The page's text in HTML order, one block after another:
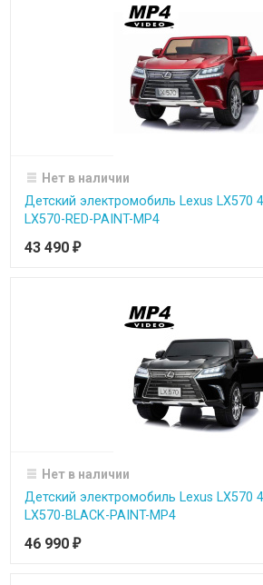
Нет в наличии
Детский электромобиль Lexus LX570
LX570-RED-PAINT-MP4
43 490 ₽
Нет в наличии
Детский электромобиль Lexus LX570
LX570-BLACK-PAINT-MP4
46 990 ₽